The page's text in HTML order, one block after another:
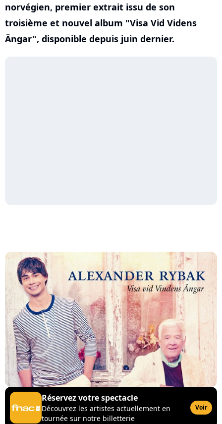
norvégien, premier extrait issu de son
troisième et nouvel album "Visa Vid Videns
Ängar", disponible depuis juin dernier.
Réservez votre spectacle
Découvrez les artistes actuellement en
tournée sur notre billetterie
Voir